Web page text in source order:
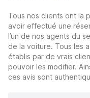
Tous nos clients ont la
avoir effectué une
l’un de nos agents du
de la voiture. Tous les
établis par de vrais
pouvoir les modifier.
ces avis sont